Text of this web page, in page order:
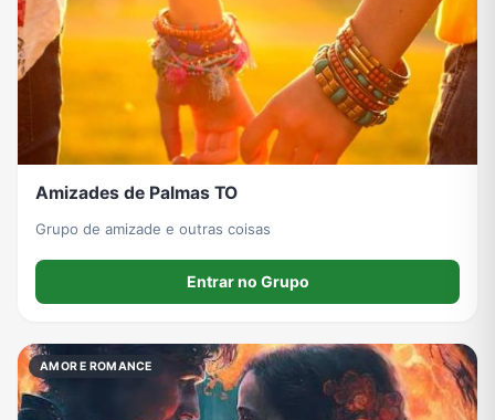
Amizades de Palmas TO
Grupo de amizade e outras coisas
Entrar no Grupo
AMOR E ROMANCE